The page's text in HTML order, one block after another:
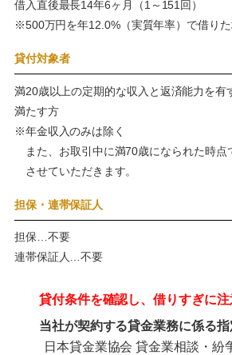
借入直後最長14年6ヶ月（1～151回）
※500万円を年12.0%（実質年率）で借り
貸付対象者
満20歳以上の定期的な収入と返済能力を有
満たす方
※年金収入のみは除く
また、お取引中に満70歳になられた時点
させていただきます。
担保・連帯保証人
担保…不要
連帯保証人…不要
貸付条件を確認し、借りすぎに注
当社が契約する貸金業務に係る
日本貸金業協会 貸金業相談・紛